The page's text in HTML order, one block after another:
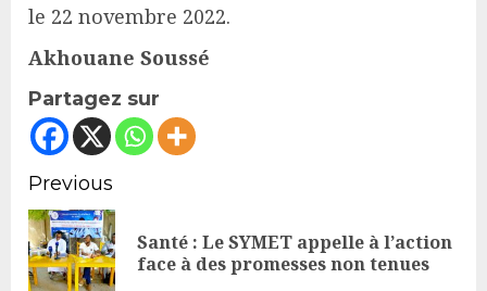
le 22 novembre 2022.
Akhouane Soussé
Partagez sur
Continue
Reading
Previous
Santé : Le SYMET appelle à l’action
face à des promesses non tenues